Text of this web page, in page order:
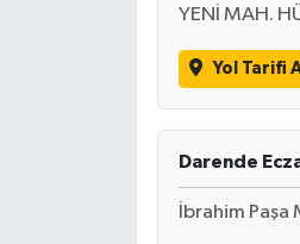
YENİ MAH.
Yol Tarifi
Darende
İbrahim